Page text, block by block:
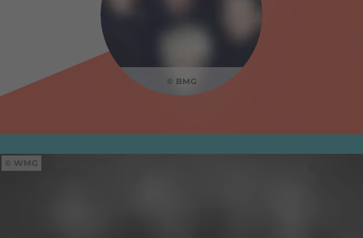
BMG
WMG